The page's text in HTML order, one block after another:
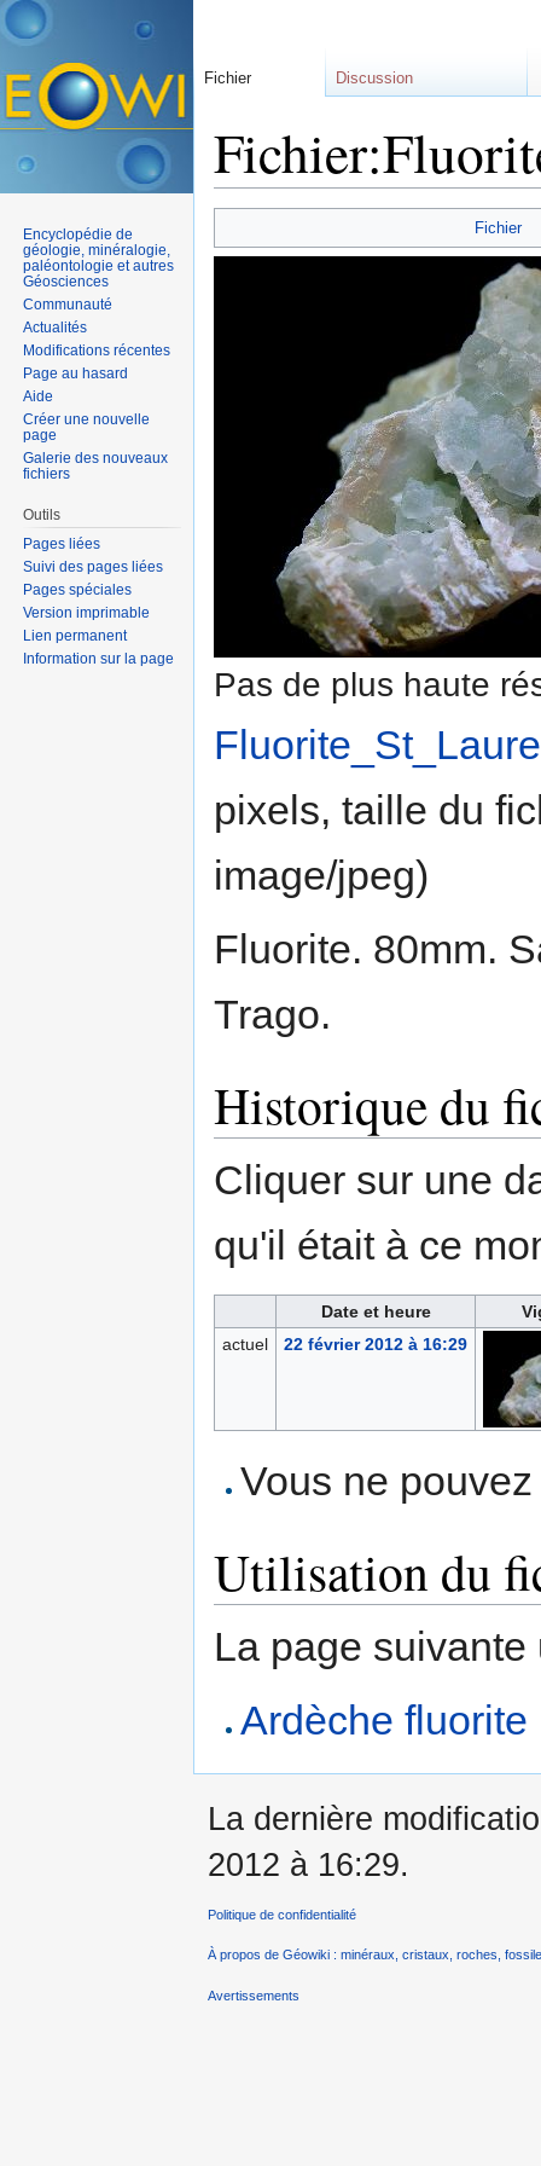
Fichier
Pas de plus haute
pixels, taille du
image/jpeg)
Fluorite. 80mm.
Trago.
Historique du
Cliquer sur une
qu'il était à ce
Date et heure
actuel
22 février 2012 à 16:29
Vous ne
Utilisation du
La page
Ardèche fluorite
Fichier Discussion
Encyclopédie de
géologie, minéralogie,
paléontologie et autres
Géosciences
Communauté
Actualités
Modifications récentes
Page au hasard
Aide
Créer une nouvelle
page
Galerie des nouveaux
fichiers
Outils
Pages liées
Suivi des pages liées
Pages spéciales
Version imprimable
Lien permanent
Information sur la page
La dernière
2012 à 16:29.
Politique de confidentialité
À propos de Géowiki : minéraux, cristaux, roches,
Avertissements